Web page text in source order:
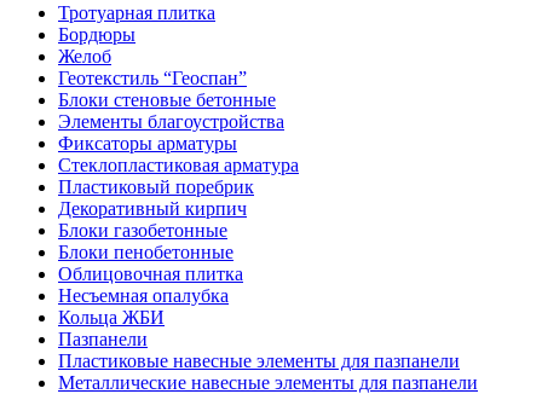
Тротуарная плитка
Бордюры
Желоб
Геотекстиль “Геоспан”
Блоки стеновые бетонные
Элементы благоустройства
Фиксаторы арматуры
Стеклопластиковая арматура
Пластиковый поребрик
Декоративный кирпич
Блоки газобетонные
Блоки пенобетонные
Облицовочная плитка
Несъемная опалубка
Кольца ЖБИ
Пазпанели
Пластиковые навесные элементы для пазпанели
Металлические навесные элементы для пазпанели